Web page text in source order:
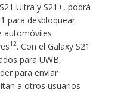
Ultra y S21+, podrá
para desbloquear
automóviles
12. Con el Galaxy S21
para UWB,
para enviar
a otros usuarios